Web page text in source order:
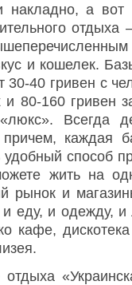
накладно, а вот
и кошелек.
30-40 гривен с
и 80-160 гривен
Всегда
причем, каждая
удобный способ
жить на
рынок и
еду, и одежду,
кафе,